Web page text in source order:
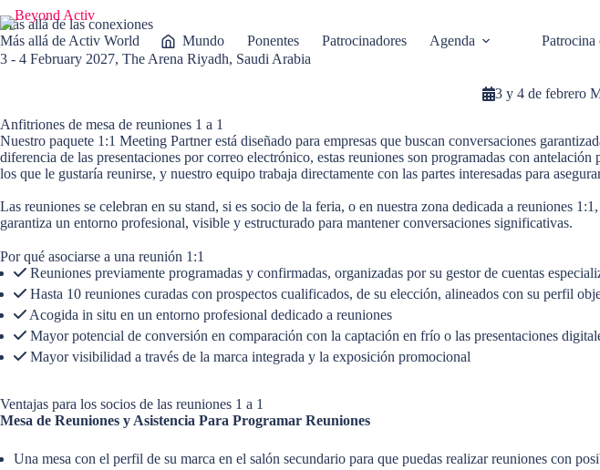
Mundo Ponentes Patrocinadores Agenda Patrocina
Más allá de las conexiones
Más allá de Activ World
3 - 4 February 2027, The Arena Riyadh, Saudi Arabia
3 y 4 de febrero
Anfitriones de mesa de reuniones 1 a 1
Nuestro paquete 1:1 Meeting Partner está diseñado para empresas que buscan conversaciones
diferencia de las presentaciones por correo electrónico, estas reuniones son programadas con
los que le gustaría reunirse, y nuestro equipo trabaja directamente con las partes interesadas para
Las reuniones se celebran en su stand, si es socio de la feria, o en nuestra zona dedicada a reuniones
garantiza un entorno profesional, visible y estructurado para mantener conversaciones significativas.
Por qué asociarse a una reunión 1:1
Reuniones previamente programadas y confirmadas, organizadas por su gestor de cuentas
Hasta 10 reuniones curadas con prospectos cualificados, de su elección, alineados con su perfil
Acogida in situ en un entorno profesional dedicado a reuniones
Mayor potencial de conversión en comparación con la captación en frío o las presentaciones
Mayor visibilidad a través de la marca integrada y la exposición promocional
Ventajas para los socios de las reuniones 1 a 1
Mesa de Reuniones y Asistencia Para Programar Reuniones
Una mesa con el perfil de su marca en el salón secundario para que puedas realizar reuniones con